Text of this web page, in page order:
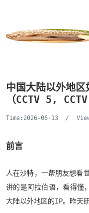
中国大陆以外地
（CCTV 5, CCTV
Time:2026-06-13 /
前言
人在沙特，一帮朋友想看
讲的是阿拉伯语，看得懂
大陆以外地区的IP。昨天